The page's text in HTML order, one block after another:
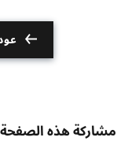
مشاركة هذه الصفحة